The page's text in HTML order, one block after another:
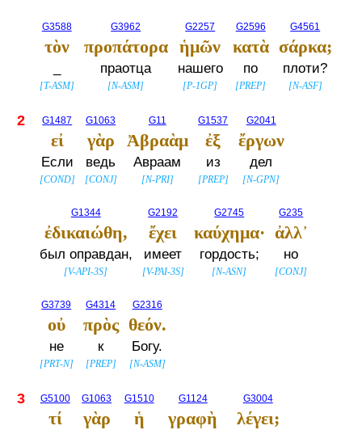
G3588
τὸν
[T-ASM]
G3962
προπάτορα
праотца
[N-ASM]
G2257
ἡμῶν
нашего
[P-1GP]
G2596
κατὰ
по
[PREP]
G4561
σάρκα;
плоти?
[N-ASF]
2 G1487
εἰ
Если
[COND]
G1063
γὰρ
ведь
[CONJ]
G11
Ἀβραὰμ
Авраам
[N-PRI]
G1537
ἐξ
из
[PREP]
G2041
ἔργων
дел
[N-GPN]
G1344
ἐδικαιώθη,
был оправдан,
[V-API-3S]
G2192
ἔχει
имеет
[V-PAI-3S]
G2745
καύχημα·
гордость;
[N-ASN]
G235
ἀλλ᾽
но
[CONJ]
G3739
οὐ
не
[PRT-N]
G4314
πρὸς
к
[PREP]
G2316
θεόν.
Богу.
[N-ASM]
3 G5100
τί
G1063
γὰρ
G1510
ἡ
G1124
γραφὴ
G3004
λέγει;